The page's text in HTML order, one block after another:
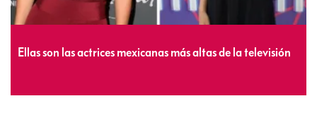
Ellas son las actrices mexicanas más altas de la televisión